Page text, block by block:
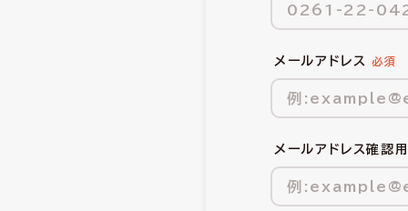
メールアドレス
メールアドレス確認